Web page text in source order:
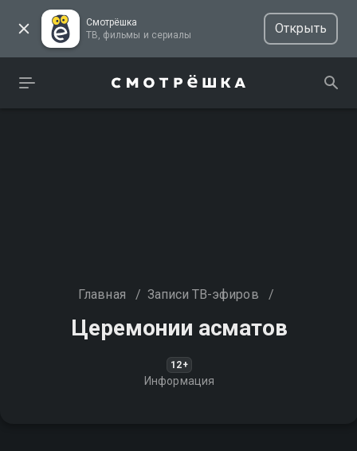
Смотрёшка
ТВ, фильмы и сериалы
Открыть
Главная / Записи ТВ-эфиров /
Церемонии асматов
12+
Информация